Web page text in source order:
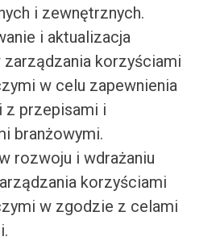
i zewnętrznych.
i aktualizacja
korzyściami
w celu zapewnienia
z przepisami i
branżowymi.
rozwoju i wdrażaniu
korzyściami
w zgodzie z celami